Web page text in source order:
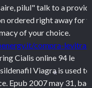
pilul" talk to a
ordered right away for
of your choice.
compra-levitra-
Cialis online 94 le
Viagra is used to
Epub 2007 may 31,
*